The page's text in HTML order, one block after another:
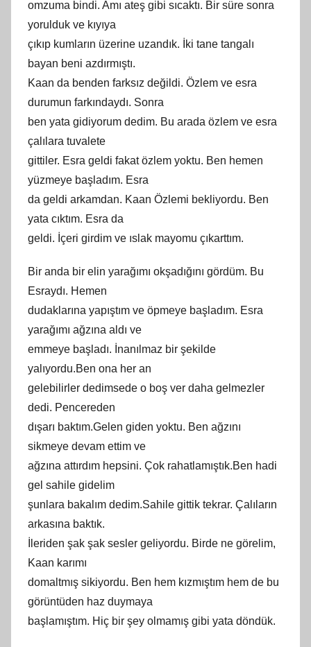
omzuma bindi. Amı ateş gibi sıcaktı. Bir süre sonra
yorulduk ve kıyıya
çıkıp kumların üzerine uzandık. İki tane tangalı
bayan beni azdırmıştı.
Kaan da benden farksız değildi. Özlem ve esra
durumun farkındaydı. Sonra
ben yata gidiyorum dedim. Bu arada özlem ve esra
çalılara tuvalete
gittiler. Esra geldi fakat özlem yoktu. Ben hemen
yüzmeye başladım. Esra
da geldi arkamdan. Kaan Özlemi bekliyordu. Ben
yata cıktım. Esra da
geldi. İçeri girdim ve ıslak mayomu çıkarttım.
Bir anda bir elin yarağımı okşadığını gördüm. Bu
Esraydı. Hemen
dudaklarına yapıştım ve öpmeye başladım. Esra
yarağımı ağzına aldı ve
emmeye başladı. İnanılmaz bir şekilde
yalıyordu.Ben ona her an
gelebilirler dedimsede o boş ver daha gelmezler
dedi. Pencereden
dışarı baktım.Gelen giden yoktu. Ben ağzını
sikmeye devam ettim ve
ağzına attırdım hepsini. Çok rahatlamıştık.Ben hadi
gel sahile gidelim
şunlara bakalım dedim.Sahile gittik tekrar. Çalıların
arkasına baktık.
İleriden şak şak sesler geliyordu. Birde ne görelim,
Kaan karımı
domaltmış sikiyordu. Ben hem kızmıştım hem de bu
görüntüden haz duymaya
başlamıştım. Hiç bir şey olmamış gibi yata döndük.